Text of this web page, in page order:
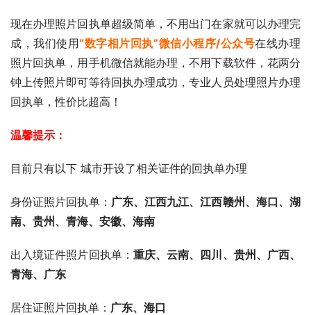
现在办理照片回执单超级简单，不用出门在家就可以办理完
成，我们使用“数字相片回执”微信小程序/公众号在线办理
照片回执单，用手机微信就能办理，不用下载软件，花两分
钟上传照片即可等待回执办理成功，专业人员处理照片办理
回执单，性价比超高！
温馨提示：
目前只有以下 城市开设了相关证件的回执单办理
身份证照片回执单： 广东、 江西九江、江西赣州、海口、湖
南、贵州、青海、安徽、海南
出入境证件照片回执单： 重庆、云南、四川、贵州、广西、
青海、广东
居住证照片回执单： 广东、海口